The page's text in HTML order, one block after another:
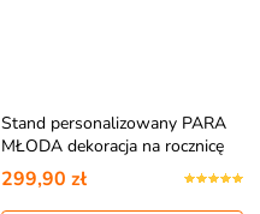
Stand personalizowany PARA
MŁODA dekoracja na rocznicę
ślubu, prezent na rocznicę ślubu
299,90 zł